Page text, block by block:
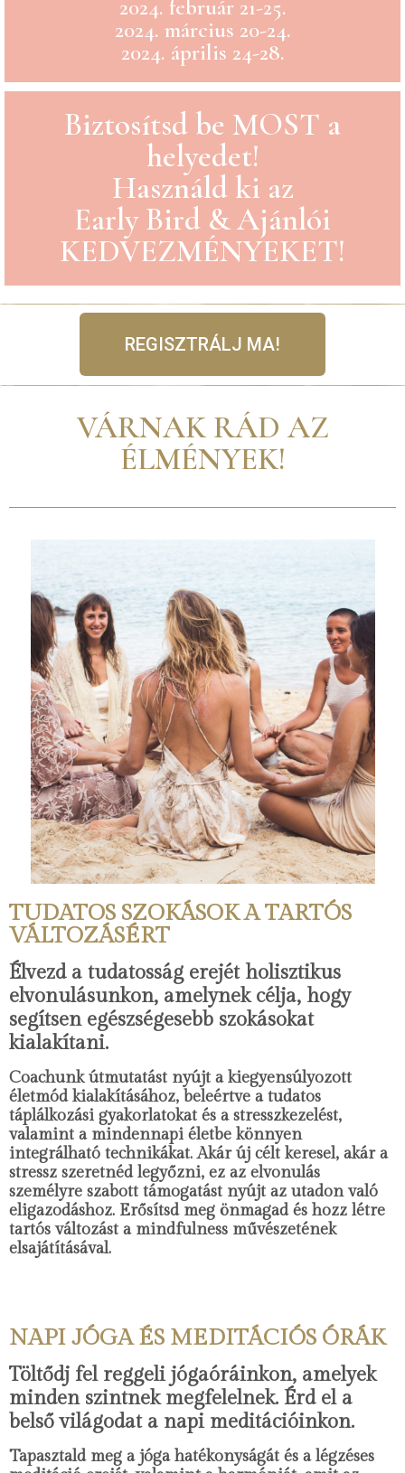
2024. február 21-25.
2024. március 20-24.
2024. április 24-28.
Biztosítsd be MOST a
helyedet!
Használd ki az
Early Bird & Ajánlói
KEDVEZMÉNYEKET!
REGISZTRÁLJ MA!
VÁRNAK RÁD AZ
ÉLMÉNYEK!
TUDATOS SZOKÁSOK A TARTÓS
VÁLTOZÁSÉRT
Élvezd a tudatosság erejét holisztikus
elvonulásunkon, amelynek célja, hogy
segítsen egészségesebb szokásokat
kialakítani.
Coachunk útmutatást nyújt a kiegyensúlyozott
életmód kialakításához, beleértve a tudatos
táplálkozási gyakorlatokat és a stresszkezelést,
valamint a mindennapi életbe könnyen
integrálható technikákat. Akár új célt keresel, akár a
stressz szeretnéd legyőzni, ez az elvonulás
személyre szabott támogatást nyújt az utadon való
eligazodáshoz. Erősítsd meg önmagad és hozz létre
tartós változást a mindfulness művészetének
elsajátításával.
NAPI JÓGA ÉS MEDITÁCIÓS ÓRÁK
Töltődj fel reggeli jógaóráinkon, amelyek
minden szintnek megfelelnek. Érd el a
belső világodat a napi meditációinkon.
Tapasztald meg a jóga hatékonyságát és a légzéses